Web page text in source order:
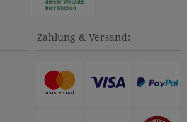
Zahlung & Versand: